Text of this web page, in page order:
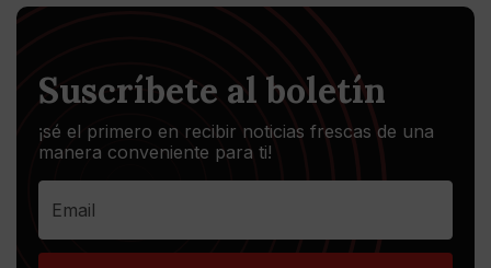
Suscríbete al boletín
¡sé el primero en recibir noticias frescas de una
manera conveniente para ti!